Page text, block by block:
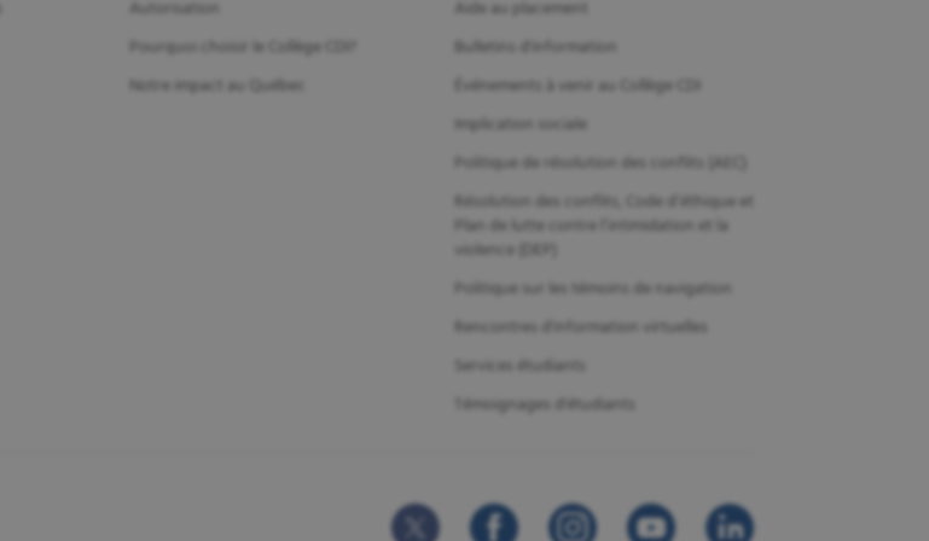
Autorisation
Pourquoi choisir le Collège CDI?
Notre impact au Québec
Aide au placement
Bulletins d'information
Événements à venir au Collège CDI
Implication sociale
Politique de résolution des conflits (AEC)
Résolution des conflits, Code d’éthique et
Plan de lutte contre l’intimidation et la
violence (DEP)
Politique sur les témoins de navigation
Rencontres d'information virtuelles
Services étudiants
Témoignages d'étudiants